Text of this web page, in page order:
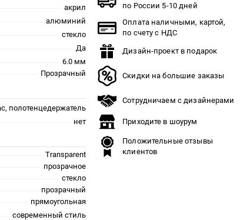
акрил
алюминий
стекло
Да
6.0 мм
Прозрачный
полотенцедержатель
нет
Transparent
прозрачное
стекло
прозрачный
прямоугольная
современный стиль
по России 5-10 дней
Оплата наличными, картой,
по счету с НДС
Дизайн-проект в подарок
Скидки на большие заказы
Сотрудничаем с дизайнерами
Приходите в шоурум
Положительные отзывы
клиентов